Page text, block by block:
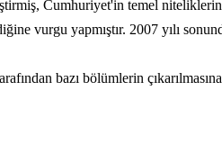
Cumhuriyet'in temel
vurgu yapmıştır. 2007 yılı
bazı bölümlerin